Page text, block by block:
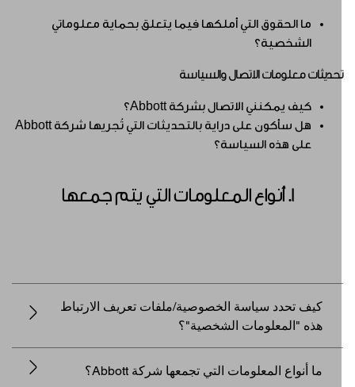
ما الحقوق التي أملكها فيما يتعلق بحماية معلوماتي
الشخصية؟
معلومات الاتصال والسياسة
كيف يمكنني الاتصال بشركة Abbott؟
هل سأكون على دراية بالتحديثات التي تُجريها شركة Abbott
على هذه السياسة؟
كيف تحدد سياسة الخصوصية/ملفات تعريف الارتباط
هذه "المعلومات الشخصية"؟
ما أنواع المعلومات التي تجمعها شركة Abbott؟